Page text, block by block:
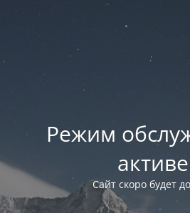
Режим
Сайт скоро будет